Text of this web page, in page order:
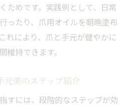
ためです。実践例として、日常
ったり、爪用オイルを朝晩塗布
れにより、爪と手元が健やかに
維持できます。
元美のステップ紹介
すには、段階的なステップが効